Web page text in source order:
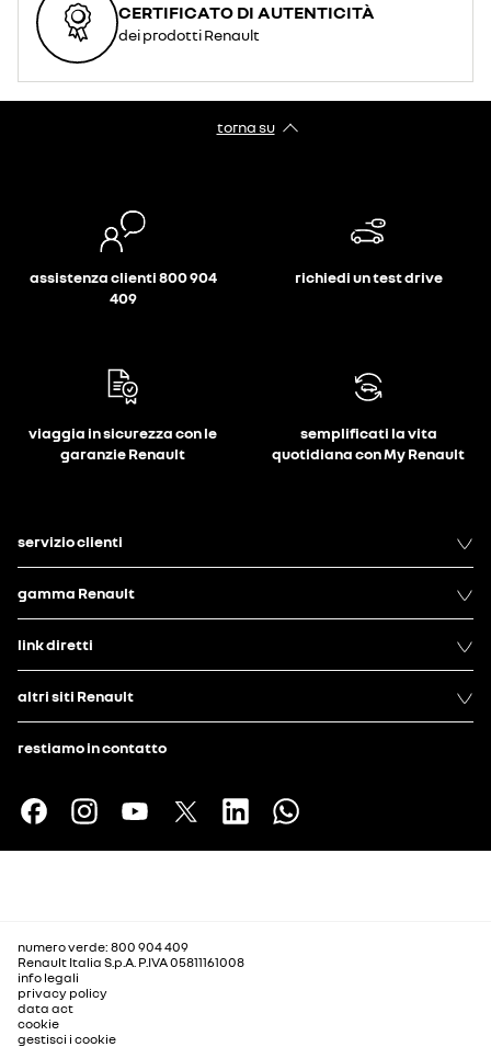
CERTIFICATO DI AUTENTICITÀ
dei prodotti Renault
torna su
assistenza clienti 800 904
409
richiedi un test drive
viaggia in sicurezza con le
garanzie Renault
semplificati la vita
quotidiana con My Renault
servizio clienti
gamma Renault
link diretti
altri siti Renault
restiamo in contatto
numero verde: 800 904 409
Renault Italia S.p.A. P.IVA 05811161008
info legali
privacy policy
data act
cookie
gestisci i cookie